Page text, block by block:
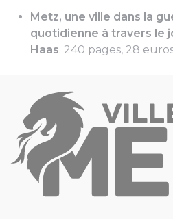
Metz, une ville dans la
quotidienne à travers le
Haas. 240 pages, 28